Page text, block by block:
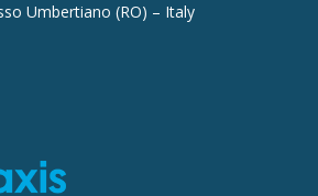
Umbertiano (RO) – Italy